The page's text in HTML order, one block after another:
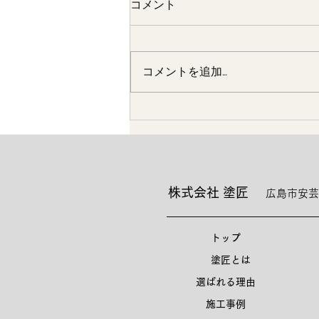
嫁さんの実家にて
コメント
コメントを追加…
株式会社 塗匠 広島市安
トップ
塗匠とは
選ばれる理由
施工事例